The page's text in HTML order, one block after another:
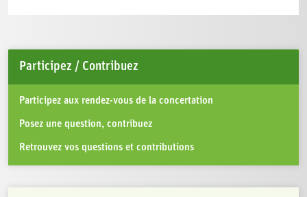
Participez / Contribuez
Participez aux rendez-vous de la concertation
Posez une question, contribuez
Retrouvez vos questions et contributions